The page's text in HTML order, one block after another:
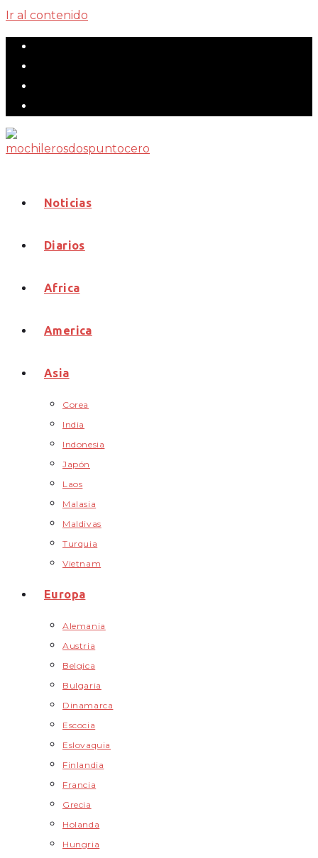
Ir al contenido
Noticias
Diarios
Africa
America
Asia
Corea
India
Indonesia
Japón
Laos
Malasia
Maldivas
Turquia
Vietnam
Europa
Alemania
Austria
Belgica
Bulgaria
Dinamarca
Escocia
Eslovaquia
Finlandia
Francia
Grecia
Holanda
Hungria